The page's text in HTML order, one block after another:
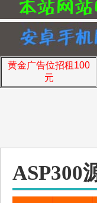
黄金广告位招租100
元
ASP300